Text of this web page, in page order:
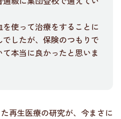
使って治療をすることに
したが、保険のつもりで
本当に良かったと思いま
再生医療の研究が、今まさに